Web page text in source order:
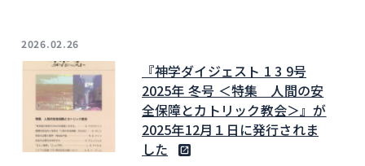
2026.02.26
『神学ダイジェスト 1 3 9号
2025年 冬号 ＜特集 人間の安
全保障とカトリック教会＞』が
2025年12月１日に発行されま
した